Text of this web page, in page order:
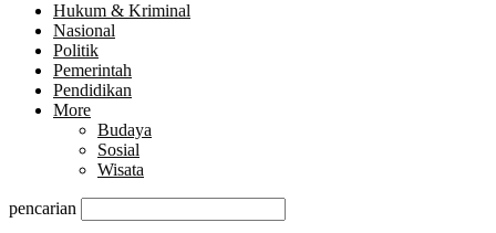
Hukum & Kriminal
Nasional
Politik
Pemerintah
Pendidikan
More
Budaya
Sosial
Wisata
pencarian